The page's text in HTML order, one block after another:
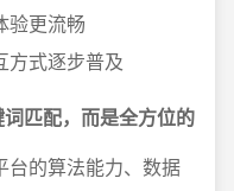
验更流畅
方式逐步普及
匹配，而是全方位的
台的算法能力、数据